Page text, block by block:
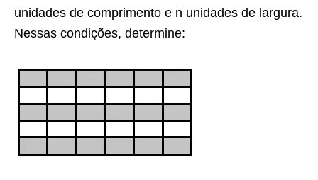
unidades de comprimento e n unidades de largura.
Nessas condições, determine: